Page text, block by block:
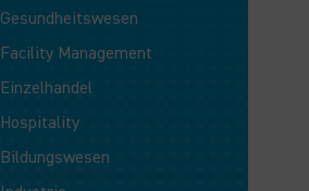
Gesundheitswesen
Facility Management
Einzelhandel
Hospitality
Bildungswesen